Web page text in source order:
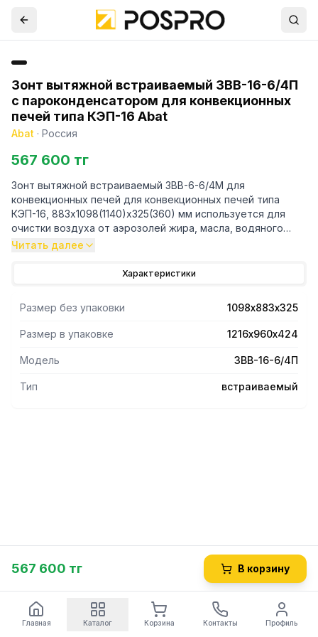
Зонт вытяжной встраиваемый ЗВВ-16-6/4П
с пароконденсатором для конвекционных
печей типа КЭП-16 Abat
Abat · Россия
567 600 тг
Зонт вытяжной встраиваемый ЗВВ-6-6/4М для
конвекционных печей для конвекционных печей типа
КЭП-16, 883х1098(1140)х325(360) мм используется для
очистки воздуха от аэрозолей жира, масла, водяного
пара, с пароконденсатором, 2 лабиринтных фильтра,
Читать далее
Характеристики
Размер без упаковки 1098х883х325
Размер в упаковке 1216х960х424
Модель ЗВВ-16-6/4П
Тип встраиваемый
567 600 тг В корзину
Главная Каталог Корзина Контакты Профиль